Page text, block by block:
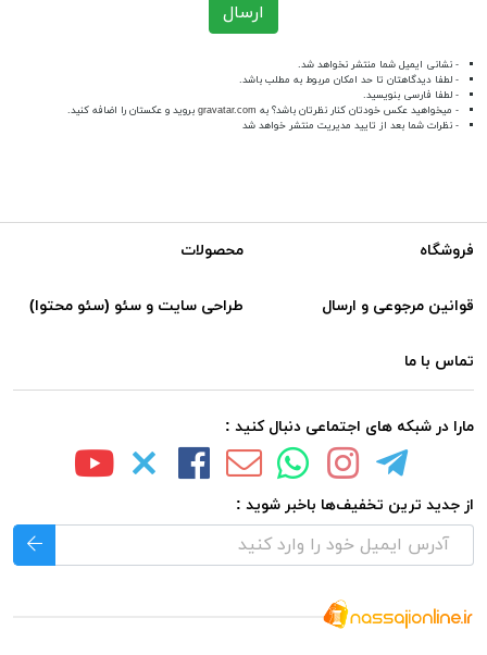
ارسال
- نشانی ایمیل شما منتشر نخواهد شد.
- لطفا دیدگاهتان تا حد امکان مربوط به مطلب باشد.
- لطفا فارسی بنویسید.
- میخواهید عکس خودتان کنار نظرتان باشد؟ به gravatar.com بروید و عکستان را اضافه کنید.
- نظرات شما بعد از تایید مدیریت منتشر خواهد شد
فروشگاه محصولات
قوانین مرجوعی و ارسال طراحی سایت و سئو (سئو محتوا)
تماس با ما
مارا در شبکه های اجتماعی دنبال کنید :
از جدید ترین تخفیف‌ها باخبر شوید :